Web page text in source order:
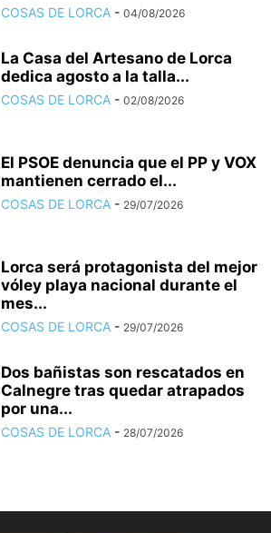
COSAS DE LORCA - 04/08/2026
La Casa del Artesano de Lorca
dedica agosto a la talla...
COSAS DE LORCA - 02/08/2026
El PSOE denuncia que el PP y VOX
mantienen cerrado el...
COSAS DE LORCA - 29/07/2026
Lorca será protagonista del mejor
vóley playa nacional durante el
mes...
COSAS DE LORCA - 29/07/2026
Dos bañistas son rescatados en
Calnegre tras quedar atrapados
por una...
COSAS DE LORCA - 28/07/2026